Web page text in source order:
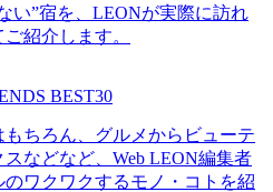
い”宿を、LEONが実際に訪れ
紹介します。
BEST30
ちろん、グルメからビューテ
などなど、Web LEON編集者
ワクワクするモノ・コトを紹